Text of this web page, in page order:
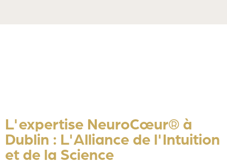
L'expertise NeuroCœur® à
Dublin : L'Alliance de l'Intuition
et de la Science